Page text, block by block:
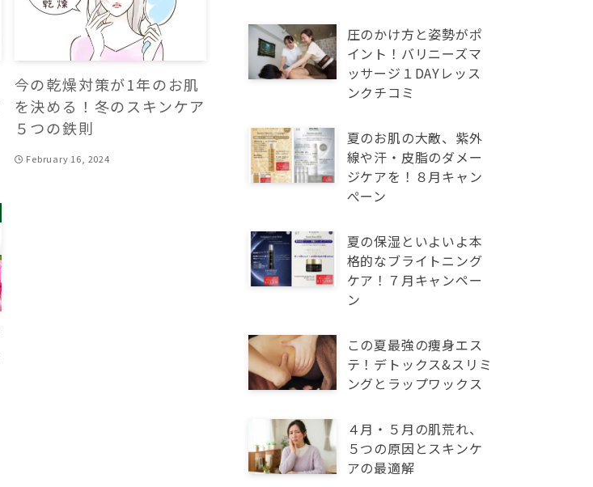
今の乾燥対策が1年のお肌
を決める！冬のスキンケア
５つの鉄則
February 16, 2024
圧のかけ方と姿勢がポ
イント！バリニーズマ
ッサージ１DAYレッス
ンクチコミ
夏のお肌の大敵、紫外
線や汗・皮脂のダメー
ジケアを！８月キャン
ぺーン
夏の保湿といよいよ本
格的なブライトニング
ケア！７月キャンペー
ン
この夏最強の痩身エス
テ！デトックス&スリミ
ングとラップワックス
４月・５月の肌荒れ、
５つの原因とスキンケ
アの最適解